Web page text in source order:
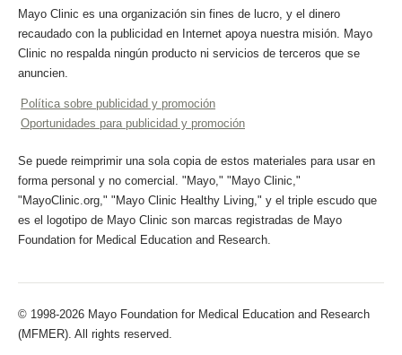
Mayo Clinic es una organización sin fines de lucro, y el dinero
recaudado con la publicidad en Internet apoya nuestra misión. Mayo
Clinic no respalda ningún producto ni servicios de terceros que se
anuncien.
Política sobre publicidad y promoción
Oportunidades para publicidad y promoción
Se puede reimprimir una sola copia de estos materiales para usar en
forma personal y no comercial. "Mayo," "Mayo Clinic,"
"MayoClinic.org," "Mayo Clinic Healthy Living," y el triple escudo que
es el logotipo de Mayo Clinic son marcas registradas de Mayo
Foundation for Medical Education and Research.
© 1998-2026 Mayo Foundation for Medical Education and Research
(MFMER). All rights reserved.